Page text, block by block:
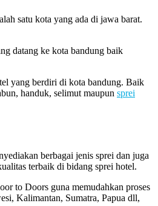
satu kota yang ada di jawa barat.
datang ke kota bandung baik
yang berdiri di kota bandung. Baik
handuk, selimut maupun sprei
berbagai jenis sprei dan juga
terbaik di bidang sprei hotel.
to Doors guna memudahkan proses
Kalimantan, Sumatra, Papua dll,